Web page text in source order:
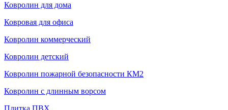
Ковролин для дома
Ковровая для офиса
Ковролин коммерческий
Ковролин детский
Ковролин пожарной безопасности КМ2
Ковролин с длинным ворсом
Плитка ПВХ